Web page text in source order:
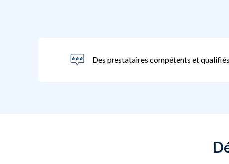
Des prestataires compétents et qualifiés